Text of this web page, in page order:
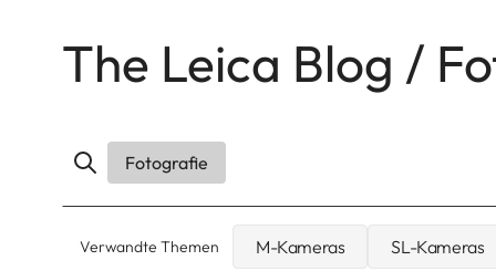
The Leica Blog /
Fotografie
Verwandte Themen M-Kameras SL-Kameras